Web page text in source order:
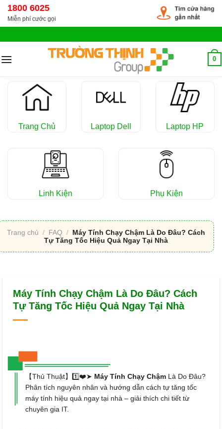
Chuyển
đến
dung
1800 6025
Miễn phí cước gọi
0
Trang Chủ Laptop Dell Laptop HP
Linh Kiện Phụ Kiện
Trang chủ / FAQ / Máy Tính Chạy Chậm Là Do Đâu? Cách
Tự Tăng Tốc Hiệu Quả Ngay Tại Nhà
Máy Tính Chạy Chậm Là Do Đâu? Cách
Tự Tăng Tốc Hiệu Quả Ngay Tại Nhà
【Thủ Thuật】1️⃣❤️➤ Máy Tính Chạy Chậm Là Do Đâu?
Phân tích nguyên nhân và hướng dẫn cách tự tăng tốc
máy tính hiệu quả ngay tại nhà – giải thích chi tiết từ
chuyên gia IT.